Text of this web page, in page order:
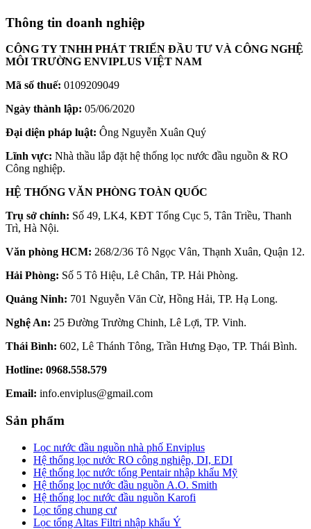
Thông tin doanh nghiệp
CÔNG TY TNHH PHÁT TRIỂN ĐẦU TƯ VÀ CÔNG NGHỆ
MÔI TRƯỜNG ENVIPLUS VIỆT NAM
Mã số thuế: 0109209049
Ngày thành lập: 05/06/2020
Đại diện pháp luật: Ông Nguyễn Xuân Quý
Lĩnh vực: Nhà thầu lắp đặt hệ thống lọc nước đầu nguồn & RO
Công nghiệp.
HỆ THỐNG VĂN PHÒNG TOÀN QUỐC
Trụ sở chính: Số 49, LK4, KĐT Tổng Cục 5, Tân Triều, Thanh
Trì, Hà Nội.
Văn phòng HCM: 268/2/36 Tô Ngọc Vân, Thạnh Xuân, Quận 12.
Hải Phòng: Số 5 Tô Hiệu, Lê Chân, TP. Hải Phòng.
Quảng Ninh: 701 Nguyễn Văn Cừ, Hồng Hải, TP. Hạ Long.
Nghệ An: 25 Đường Trường Chinh, Lê Lợi, TP. Vinh.
Thái Bình: 602, Lê Thánh Tông, Trần Hưng Đạo, TP. Thái Bình.
Hotline: 0968.558.579
Email: info.enviplus@gmail.com
Sản phẩm
Lọc nước đầu nguồn nhà phố Enviplus
Hệ thống lọc nước RO công nghiệp, DI, EDI
Hệ thống lọc nước tổng Pentair nhập khẩu Mỹ
Hệ thống lọc nước đầu nguồn A.O. Smith
Hệ thống lọc nước đầu nguồn Karofi
Lọc tổng chung cư
Lọc tổng Altas Filtri nhập khẩu Ý